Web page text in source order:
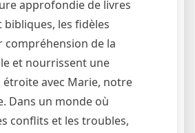
approfondie de livres
les fidèles
compréhension de la
et nourrissent une
étroite avec Marie, notre
Dans un monde où
conflits et les troubles,